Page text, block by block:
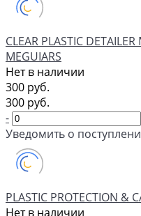
CLEAR PLASTIC
MEGUIARS
Нет в наличии
300 руб.
300 руб.
-
Уведомить о
PLASTIC PROTECTION &
Нет в наличии